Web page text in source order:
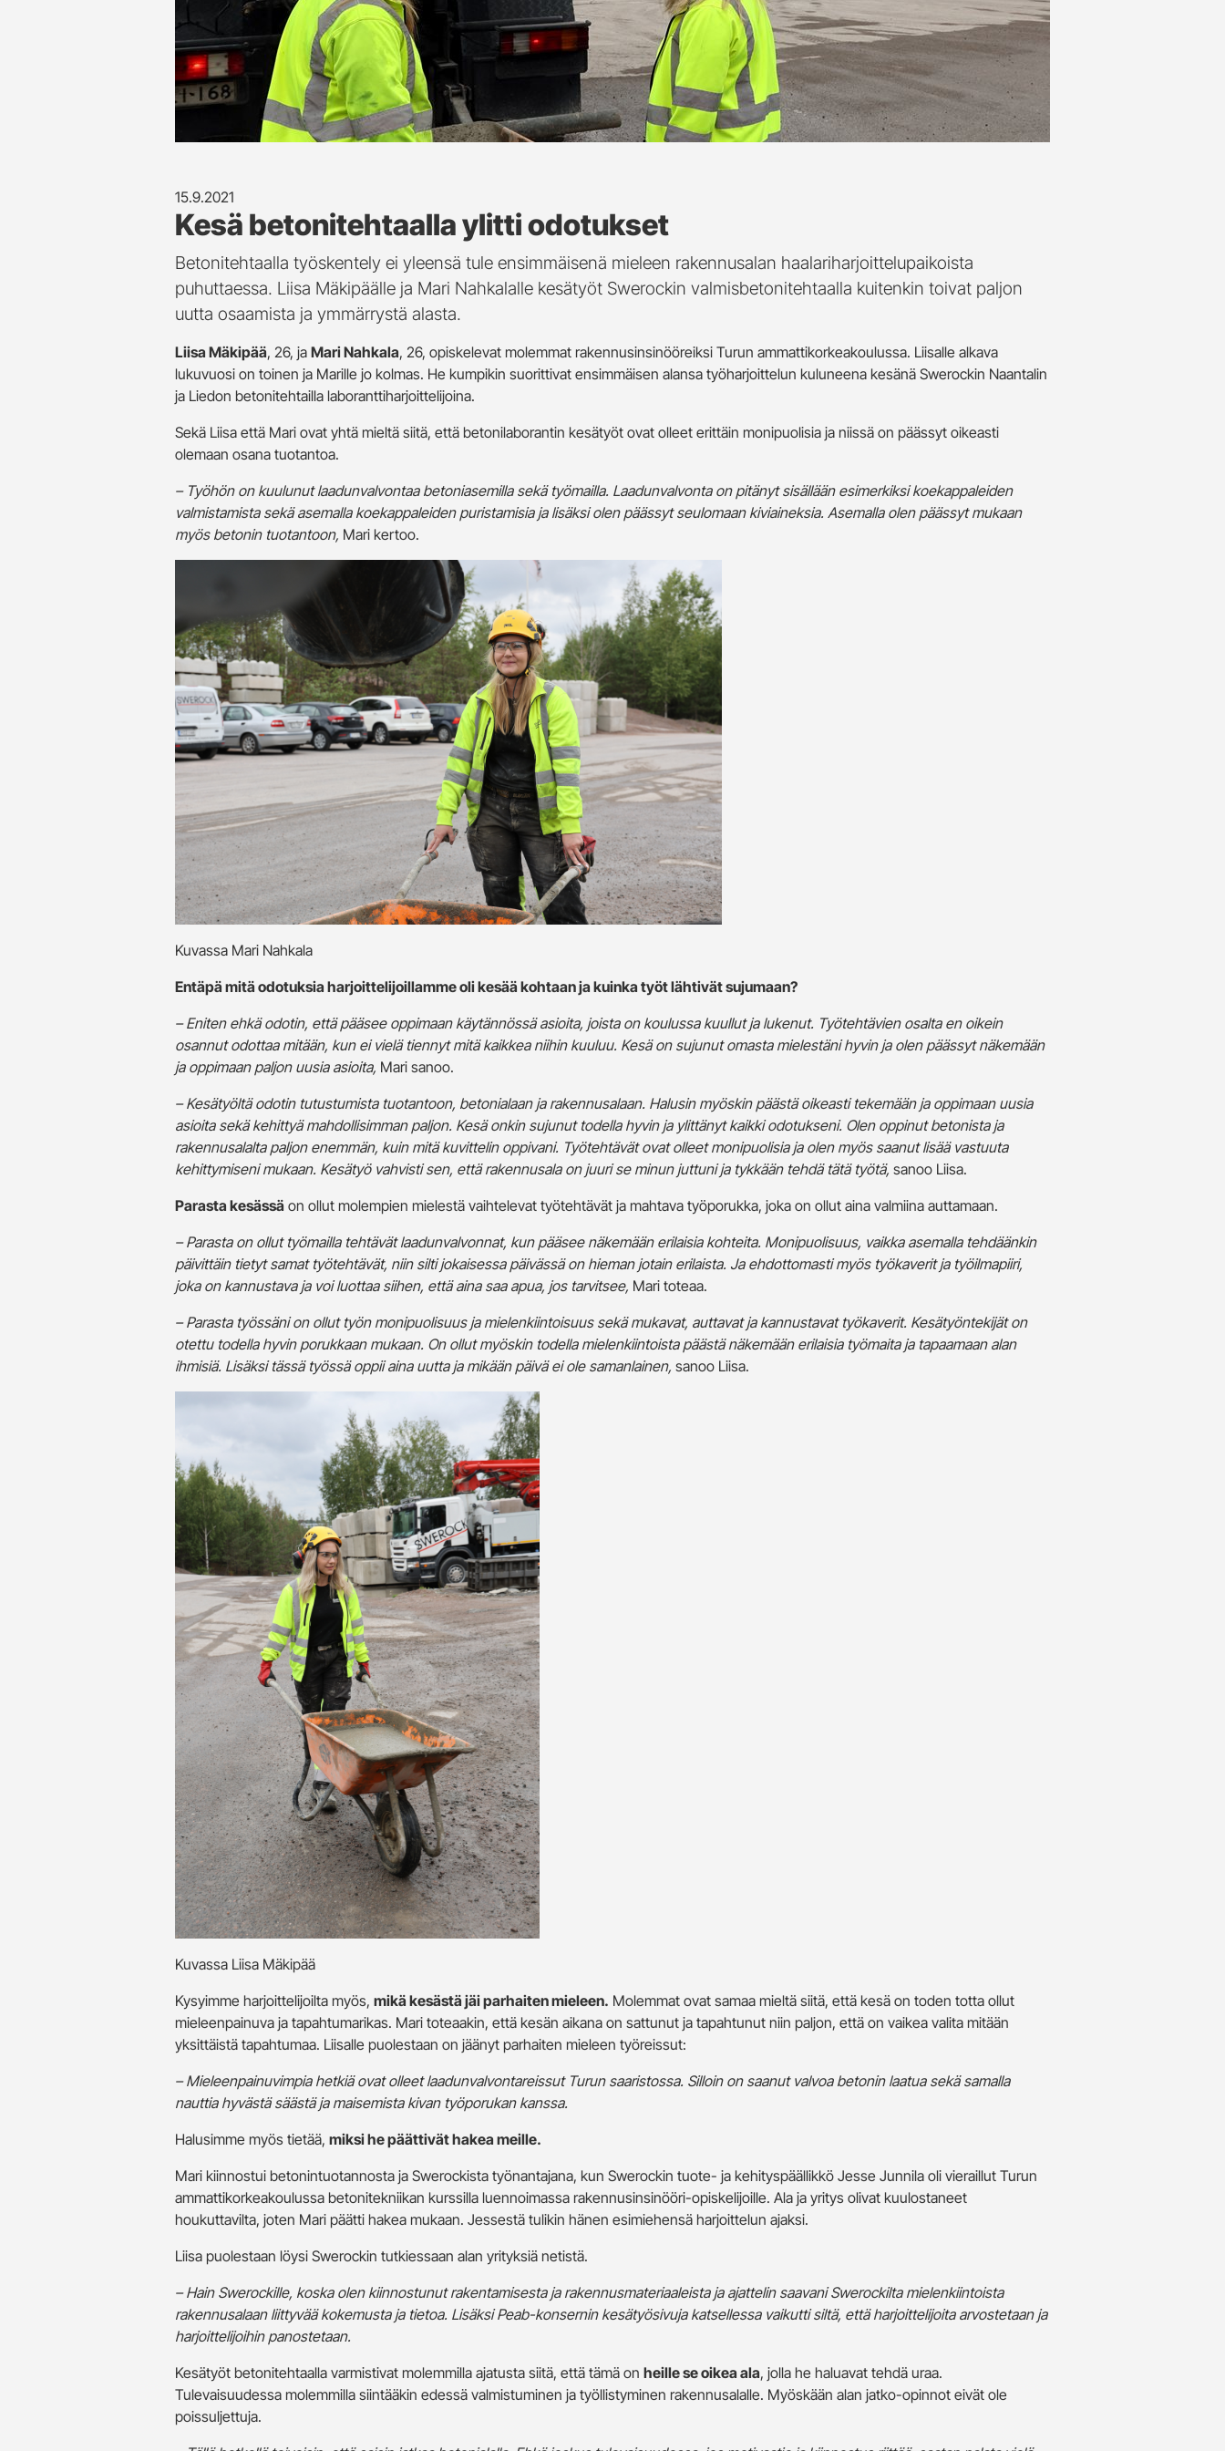
15.9.2021
Kesä betonitehtaalla ylitti odotukset
Betonitehtaalla työskentely ei yleensä tule ensimmäisenä mieleen rakennusalan haalariharjoittelupaikoista
puhuttaessa. Liisa Mäkipäälle ja Mari Nahkalalle kesätyöt Swerockin valmisbetonitehtaalla kuitenkin toivat paljon
uutta osaamista ja ymmärrystä alasta.
Liisa Mäkipää, 26, ja Mari Nahkala, 26, opiskelevat molemmat rakennusinsinööreiksi Turun ammattikorkeakoulussa. Liisalle alkava
lukuvuosi on toinen ja Marille jo kolmas. He kumpikin suorittivat ensimmäisen alansa työharjoittelun kuluneena kesänä Swerockin Naantalin
ja Liedon betonitehtailla laboranttiharjoittelijoina.
Sekä Liisa että Mari ovat yhtä mieltä siitä, että betonilaborantin kesätyöt ovat olleet erittäin monipuolisia ja niissä on päässyt oikeasti
olemaan osana tuotantoa.
– Työhön on kuulunut laadunvalvontaa betoniasemilla sekä työmailla. Laadunvalvonta on pitänyt sisällään esimerkiksi koekappaleiden
valmistamista sekä asemalla koekappaleiden puristamisia ja lisäksi olen päässyt seulomaan kiviaineksia. Asemalla olen päässyt mukaan
myös betonin tuotantoon, Mari kertoo.
Kuvassa Mari Nahkala
Entäpä mitä odotuksia harjoittelijoillamme oli kesää kohtaan ja kuinka työt lähtivät sujumaan?
– Eniten ehkä odotin, että pääsee oppimaan käytännössä asioita, joista on koulussa kuullut ja lukenut. Työtehtävien osalta en oikein
osannut odottaa mitään, kun ei vielä tiennyt mitä kaikkea niihin kuuluu. Kesä on sujunut omasta mielestäni hyvin ja olen päässyt näkemään
ja oppimaan paljon uusia asioita, Mari sanoo.
– Kesätyöltä odotin tutustumista tuotantoon, betonialaan ja rakennusalaan. Halusin myöskin päästä oikeasti tekemään ja oppimaan uusia
asioita sekä kehittyä mahdollisimman paljon. Kesä onkin sujunut todella hyvin ja ylittänyt kaikki odotukseni. Olen oppinut betonista ja
rakennusalalta paljon enemmän, kuin mitä kuvittelin oppivani. Työtehtävät ovat olleet monipuolisia ja olen myös saanut lisää vastuuta
kehittymiseni mukaan. Kesätyö vahvisti sen, että rakennusala on juuri se minun juttuni ja tykkään tehdä tätä työtä, sanoo Liisa.
Parasta kesässä on ollut molempien mielestä vaihtelevat työtehtävät ja mahtava työporukka, joka on ollut aina valmiina auttamaan.
– Parasta on ollut työmailla tehtävät laadunvalvonnat, kun pääsee näkemään erilaisia kohteita. Monipuolisuus, vaikka asemalla tehdäänkin
päivittäin tietyt samat työtehtävät, niin silti jokaisessa päivässä on hieman jotain erilaista. Ja ehdottomasti myös työkaverit ja työilmapiiri,
joka on kannustava ja voi luottaa siihen, että aina saa apua, jos tarvitsee, Mari toteaa.
– Parasta työssäni on ollut työn monipuolisuus ja mielenkiintoisuus sekä mukavat, auttavat ja kannustavat työkaverit. Kesätyöntekijät on
otettu todella hyvin porukkaan mukaan. On ollut myöskin todella mielenkiintoista päästä näkemään erilaisia työmaita ja tapaamaan alan
ihmisiä. Lisäksi tässä työssä oppii aina uutta ja mikään päivä ei ole samanlainen, sanoo Liisa.
Kuvassa Liisa Mäkipää
Kysyimme harjoittelijoilta myös, mikä kesästä jäi parhaiten mieleen. Molemmat ovat samaa mieltä siitä, että kesä on toden totta ollut
mieleenpainuva ja tapahtumarikas. Mari toteaakin, että kesän aikana on sattunut ja tapahtunut niin paljon, että on vaikea valita mitään
yksittäistä tapahtumaa. Liisalle puolestaan on jäänyt parhaiten mieleen työreissut:
– Mieleenpainuvimpia hetkiä ovat olleet laadunvalvontareissut Turun saaristossa. Silloin on saanut valvoa betonin laatua sekä samalla
nauttia hyvästä säästä ja maisemista kivan työporukan kanssa.
Halusimme myös tietää, miksi he päättivät hakea meille.
Mari kiinnostui betonintuotannosta ja Swerockista työnantajana, kun Swerockin tuote- ja kehityspäällikkö Jesse Junnila oli vieraillut Turun
ammattikorkeakoulussa betonitekniikan kurssilla luennoimassa rakennusinsinööri-opiskelijoille. Ala ja yritys olivat kuulostaneet
houkuttavilta, joten Mari päätti hakea mukaan. Jessestä tulikin hänen esimiehensä harjoittelun ajaksi.
Liisa puolestaan löysi Swerockin tutkiessaan alan yrityksiä netistä.
– Hain Swerockille, koska olen kiinnostunut rakentamisesta ja rakennusmateriaaleista ja ajattelin saavani Swerockilta mielenkiintoista
rakennusalaan liittyvää kokemusta ja tietoa. Lisäksi Peab-konsernin kesätyösivuja katsellessa vaikutti siltä, että harjoittelijoita arvostetaan ja
harjoittelijoihin panostetaan.
Kesätyöt betonitehtaalla varmistivat molemmilla ajatusta siitä, että tämä on heille se oikea ala, jolla he haluavat tehdä uraa.
Tulevaisuudessa molemmilla siintääkin edessä valmistuminen ja työllistyminen rakennusalalle. Myöskään alan jatko-opinnot eivät ole
poissuljettuja.